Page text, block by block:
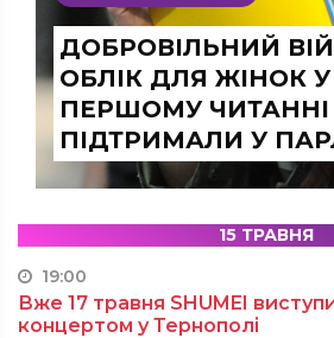
ДОБРОВІЛЬНИЙ
ОБЛІК ДЛЯ ЖІНОК У
ПЕРШОМУ ЧИТАННІ
ПІДТРИМАЛИ У
15 ТРАВНЯ
19:00
Вже 17 травня SHUMEI
концертом у Тернополі